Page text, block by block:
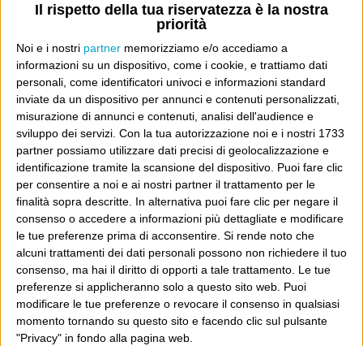
Il rispetto della tua riservatezza è la nostra
priorità
Noi e i nostri partner memorizziamo e/o accediamo a
informazioni su un dispositivo, come i cookie, e trattiamo dati
personali, come identificatori univoci e informazioni standard
inviate da un dispositivo per annunci e contenuti personalizzati,
misurazione di annunci e contenuti, analisi dell'audience e
sviluppo dei servizi. Con la tua autorizzazione noi e i nostri 1733
partner possiamo utilizzare dati precisi di geolocalizzazione e
identificazione tramite la scansione del dispositivo. Puoi fare clic
per consentire a noi e ai nostri partner il trattamento per le
finalità sopra descritte. In alternativa puoi fare clic per negare il
consenso o accedere a informazioni più dettagliate e modificare
le tue preferenze prima di acconsentire. Si rende noto che
alcuni trattamenti dei dati personali possono non richiedere il tuo
consenso, ma hai il diritto di opporti a tale trattamento. Le tue
preferenze si applicheranno solo a questo sito web. Puoi
modificare le tue preferenze o revocare il consenso in qualsiasi
momento tornando su questo sito e facendo clic sul pulsante
"Privacy" in fondo alla pagina web.